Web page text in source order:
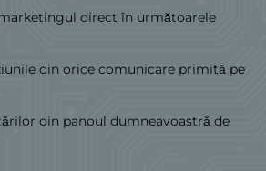
direct în următoarele
din orice comunicare primită pe
din panoul dumneavoastră de